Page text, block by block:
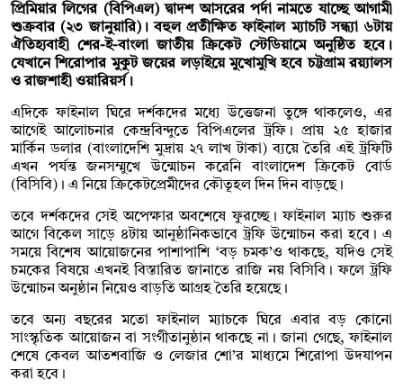
প্রিমিয়ার লিগের (বিপিএল) দ্বাদশ আসরের পর্দা নামতে যাচ্ছে আগামী
শুক্রবার (২৩ জানুয়ারি)। বহুল প্রতীক্ষিত ফাইনাল ম্যাচটি সন্ধ্যা ৬টায়
ঐতিহ্যবাহী শের-ই-বাংলা জাতীয় ক্রিকেট স্টেডিয়ামে অনুষ্ঠিত হবে।
যেখানে শিরোপার মুকুট জয়ের লড়াইয়ে মুখোমুখি হবে চট্টগ্রাম রয়্যালস
ও রাজশাহী ওয়ারিয়র্স।
এদিকে ফাইনাল ঘিরে দর্শকদের মধ্যে উত্তেজনা তুঙ্গে থাকলেও, এর
আগেই আলোচনার কেন্দ্রবিন্দুতে বিপিএলের ট্রফি। প্রায় ২৫ হাজার
মার্কিন ডলার (বাংলাদেশি মুদ্রায় ২৭ লাখ টাকা) ব্যয়ে তৈরি এই ট্রফিটি
এখন পর্যন্ত জনসম্মুখে উন্মোচন করেনি বাংলাদেশ ক্রিকেট বোর্ড
(বিসিবি)। এ নিয়ে ক্রিকেটপ্রেমীদের কৌতূহল দিন দিন বাড়ছে।
তবে দর্শকদের সেই অপেক্ষার অবশেষে ফুরচ্ছে। ফাইনাল ম্যাচ শুরুর
আগে বিকেল সাড়ে ৪টায় আনুষ্ঠানিকভাবে ট্রফি উন্মোচন করা হবে। এ
সময়ে বিশেষ আয়োজনের পাশাপাশি ‘বড় চমক’ও থাকছে, যদিও সেই
চমকের বিষয়ে এখনই বিস্তারিত জানাতে রাজি নয় বিসিবি। ফলে ট্রফি
উন্মোচন অনুষ্ঠান নিয়েও বাড়তি আগ্রহ তৈরি হয়েছে।
তবে অন্য বছরের মতো ফাইনাল ম্যাচকে ঘিরে এবার বড় কোনো
সাংস্কৃতিক আয়োজন বা সংগীতানুষ্ঠান থাকছে না। জানা গেছে, ফাইনাল
শেষে কেবল আতশবাজি ও লেজার শো’র মাধ্যমে শিরোপা উদযাপন
করা হবে।